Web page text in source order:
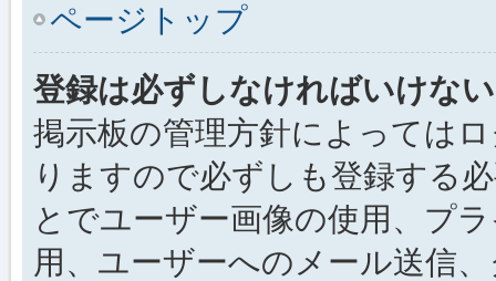
ページトップ
登録は必ずしなければいけな
掲示板の管理方針によっては
りますので必ずしも登録する
とでユーザー画像の使用、プ
用、ユーザーへのメール送信